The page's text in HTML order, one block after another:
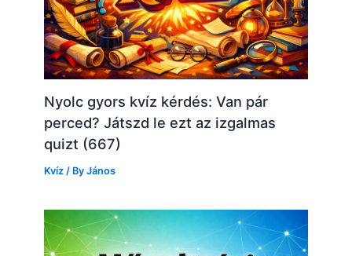
Nyolc gyors kvíz kérdés: Van pár
perced? Játszd le ezt az izgalmas
quizt (667)
Kvíz / ByJános